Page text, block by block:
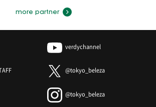
more partner
verdychannel
@tokyo_beleza
@tokyo_beleza